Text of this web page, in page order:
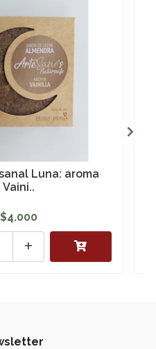
Luna: aroma
Vaini..
$4.000
+